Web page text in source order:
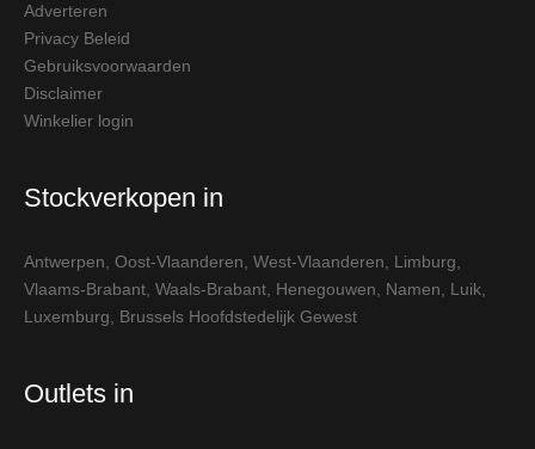
Adverteren
Privacy Beleid
Gebruiksvoorwaarden
Disclaimer
Winkelier login
Stockverkopen in
Antwerpen Oost-Vlaanderen West-Vlaanderen Limburg
Vlaams-Brabant Waals-Brabant Henegouwen Namen Luik
Luxemburg
Brussels Hoofdstedelijk Gewest
Outlets in